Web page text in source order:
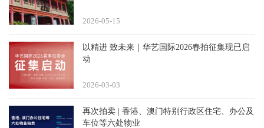
15
2026-05
以精进 致未来｜华艺国际2026春拍征集现已启
动
03
2026-03
再次拍卖 | 香港、澳门特别行政区住宅、办公及
车位等六处物业